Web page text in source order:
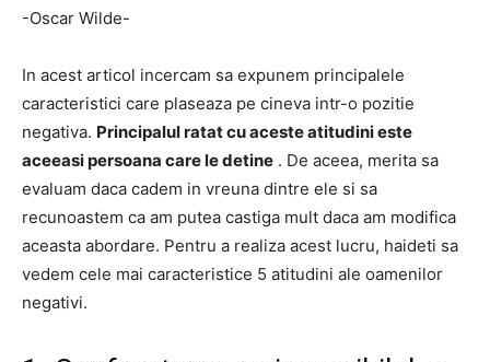
-Oscar Wilde-
In acest articol incercam sa expunem principalele
caracteristici care plaseaza pe cineva intr-o pozitie
negativa. Principalul ratat cu aceste atitudinieste
aceeasi persoana care le detine . De aceea, merita sa
evaluam daca cadem in vreuna dintre ele si sa
recunoastem ca am putea castiga mult daca am modifica
aceasta abordare. Pentru a realiza acest lucru, haideti sa
vedem cele mai caracteristice 5 atitudini ale oamenilor
negativi.